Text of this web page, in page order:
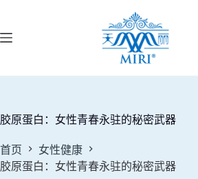
内
胶原蛋白：女性青春永驻的秘密武器
首页
女性健康
胶原蛋白：女性青春永驻的秘密武器